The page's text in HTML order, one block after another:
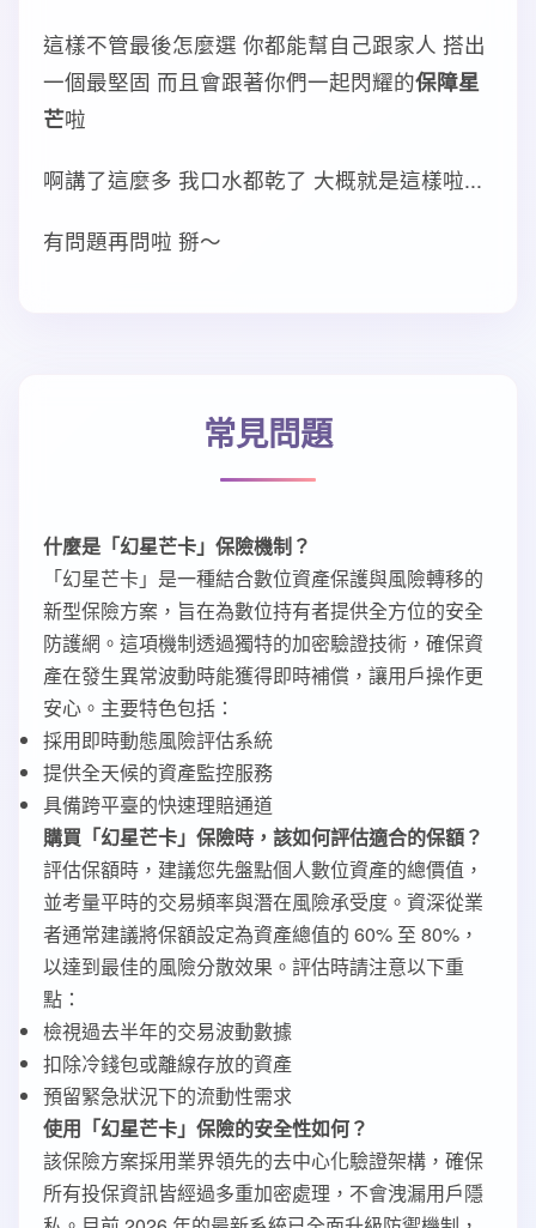
這樣不管最後怎麼選 你都能幫自己跟家人 搭出
一個最堅固 而且會跟著你們一起閃耀的保障星
芒啦
啊講了這麼多 我口水都乾了 大概就是這樣啦...
有問題再問啦 掰～
常見問題
什麼是「幻星芒卡」保險機制？
「幻星芒卡」是一種結合數位資產保護與風險轉移的
新型保險方案，旨在為數位持有者提供全方位的安全
防護網。這項機制透過獨特的加密驗證技術，確保資
產在發生異常波動時能獲得即時補償，讓用戶操作更
安心。主要特色包括：
採用即時動態風險評估系統
提供全天候的資產監控服務
具備跨平臺的快速理賠通道
購買「幻星芒卡」保險時，該如何評估適合的保額？
評估保額時，建議您先盤點個人數位資產的總價值，
並考量平時的交易頻率與潛在風險承受度。資深從業
者通常建議將保額設定為資產總值的 60% 至 80%，
以達到最佳的風險分散效果。評估時請注意以下重
點：
檢視過去半年的交易波動數據
扣除冷錢包或離線存放的資產
預留緊急狀況下的流動性需求
使用「幻星芒卡」保險的安全性如何？
該保險方案採用業界領先的去中心化驗證架構，確保
所有投保資訊皆經過多重加密處理，不會洩漏用戶隱